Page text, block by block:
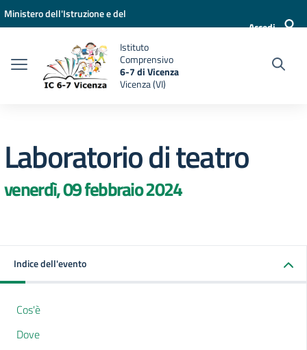
Vai ai contenuti
Vai al menu di navigazione
Vai al footer
Ministero dell'Istruzione e del
Accedi
Istituto
Comprensivo
6-7 di Vicenza
Vicenza (VI)
Laboratorio di teatro
venerdì, 09 febbraio 2024
Indice dell'evento
Cos'è
Dove